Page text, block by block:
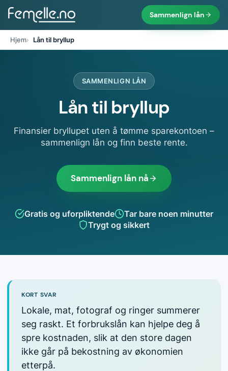
Sammenlign lån
Hjem Lån til bryllup
SAMMENLIGN LÅN
Lån til bryllup
Finansier bryllupet uten å tømme sparekontoen –
sammenlign lån og finn beste rente.
Sammenlign lån nå
Gratis og uforpliktende
Tar bare noen minutter
Trygt og sikkert
KORT SVAR
Lokale, mat, fotograf og ringer summerer
seg raskt. Et forbrukslån kan hjelpe deg å
spre kostnaden, slik at den store dagen
ikke går på bekostning av økonomien
etterpå.